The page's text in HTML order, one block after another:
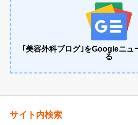
｢美容外科ブログ｣をGoogleニュ
る
サイト内検索